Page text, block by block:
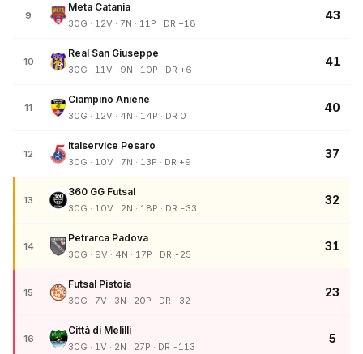
9
Meta Catania
30G · 12V · 7N · 11P · DR +18
43
10
Real San Giuseppe
30G · 11V · 9N · 10P · DR +6
41
11
Ciampino Aniene
30G · 12V · 4N · 14P · DR 0
40
12
Italservice Pesaro
30G · 10V · 7N · 13P · DR +9
37
13
360 GG Futsal
30G · 10V · 2N · 18P · DR -33
32
14
Petrarca Padova
30G · 9V · 4N · 17P · DR -25
31
15
Futsal Pistoia
30G · 7V · 3N · 20P · DR -32
23
16
Città di Melilli
30G · 1V · 2N · 27P · DR -113
5